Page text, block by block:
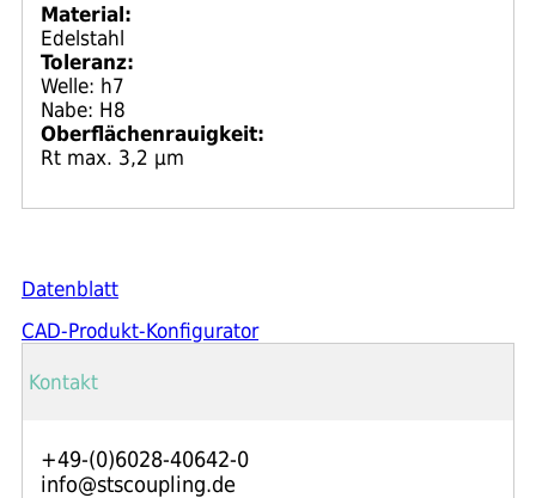
Material:
Edelstahl
Toleranz:
Welle: h7
Nabe: H8
Oberflächenrauigkeit:
Rt max. 3,2 μm
Datenblatt
CAD-Produkt-Konfigurator
Kontakt
+49-(0)6028-40642-0
info@stscoupling.de